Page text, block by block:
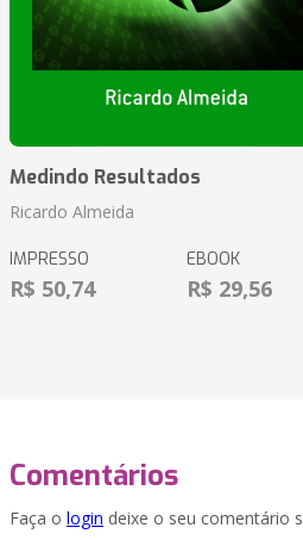
Medindo Resultados
Ricardo Almeida
IMPRESSO
R$ 50,74
EBOOK
R$ 29,56
Comentários
Faça o login deixe o seu comentário